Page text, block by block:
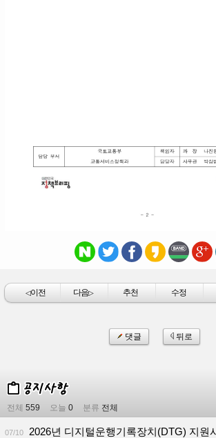
◁이전 다음▷ 추천 수정
댓글 뒤로
전체 559 오늘 0 분류 전체
07/10 2026년 디지털운행기록장치(DTG) 지원사업